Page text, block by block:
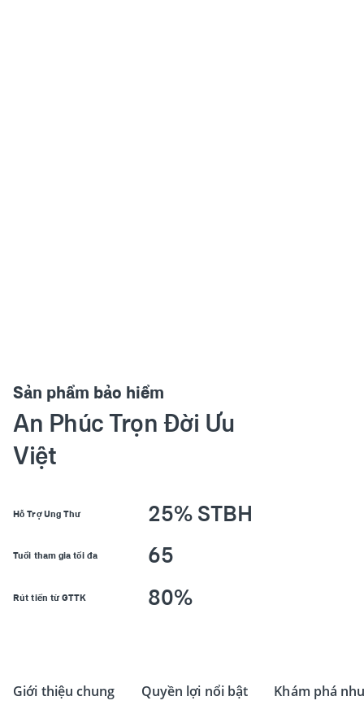
Sản phẩm bảo hiểm
An Phúc Trọn Đời Ưu
Việt
Hỗ Trợ Ung Thư 25% STBH
Tuổi tham gia tối đa 65
Rút tiền từ GTTK 80%
Giới thiệu chung Quyền lợi nổi bật Khám phá